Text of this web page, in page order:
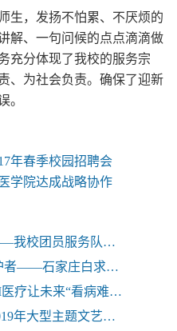
生，发扬不怕累、不厌烦的
解、一句问候的点点滴滴做
充分体现了我校的服务宗
、为社会负责。确保了迎新
。
年春季校园招聘会
学院达成战略协作
送一片朝霞，献一份关爱——我校团员服务队到高新区郄马乡养老院进行慰问演出
走近白衣天使 致敬生命守护者——石家庄白求恩医学院
人工智能助力远程医疗，AI医疗让未来“看病难”有望缓解
崇德育人，文化随行——2019年大型主题文艺晚会在两校区分别举行